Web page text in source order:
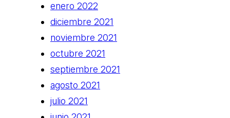
enero 2022
diciembre 2021
noviembre 2021
octubre 2021
septiembre 2021
agosto 2021
julio 2021